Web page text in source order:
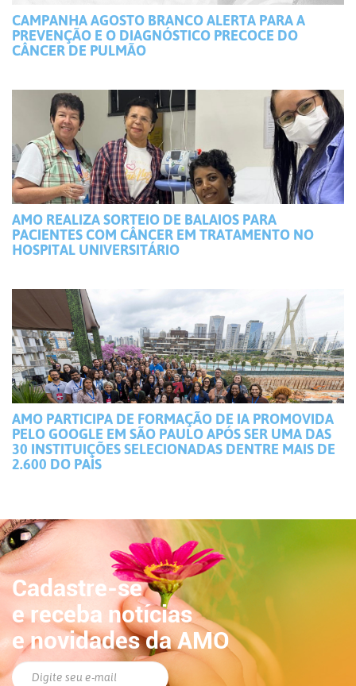
CAMPANHA AGOSTO BRANCO ALERTA PARA A
PREVENÇÃO E O DIAGNÓSTICO PRECOCE DO
CÂNCER DE PULMÃO
AMO REALIZA SORTEIO DE BALAIOS PARA
PACIENTES COM CÂNCER EM TRATAMENTO NO
HOSPITAL UNIVERSITÁRIO
AMO PARTICIPA DE FORMAÇÃO DE IA PROMOVIDA
PELO GOOGLE EM SÃO PAULO APÓS SER UMA DAS
30 INSTITUIÇÕES SELECIONADAS DENTRE MAIS DE
2.600 DO PAÍS
Cadastre-se
e receba notícias
e novidades da AMO